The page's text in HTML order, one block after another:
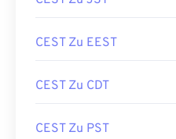
CEST Zu EEST
CEST Zu CDT
CEST Zu PST